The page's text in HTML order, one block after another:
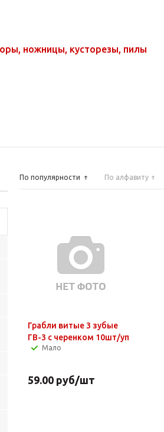
ножницы, кусторезы, пилы
По популярности По алфавиту
Грабли витые 3 зубые
ГВ-3 с черенком 10шт/уп
Мало
59.00 руб/шт